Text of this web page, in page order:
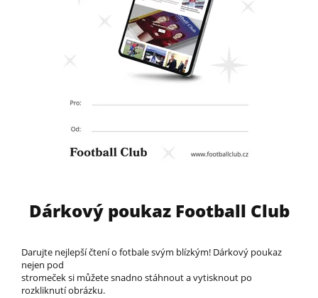
Dárkový poukaz Football Club
Darujte nejlepší čtení o fotbale svým blízkým! Dárkový poukaz
nejen pod
stromeček si můžete snadno stáhnout a vytisknout po
rozkliknutí obrázku.